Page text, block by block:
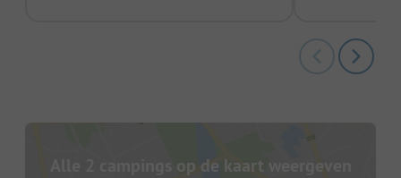
Alle 2 campings op de kaart weergeven